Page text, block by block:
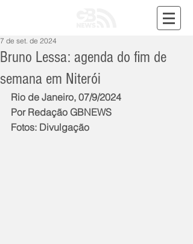
Bruno Lessa: agenda do fim de
semana em Niterói
7 de set. de 2024
Rio de Janeiro, 07/9/2024
Por Redação GBNEWS
Fotos: Divulgação